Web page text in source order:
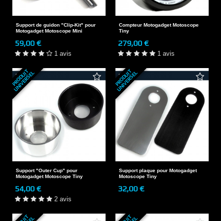
Support de guidon "Clip-Kit" pour
Motogadget Motoscope Mini
59,00 €
1 avis
Compteur Motogadget Motoscope
Tiny
279,00 €
1 avis
P
R
O
D
U
I
T
U
N
I
V
E
R
S
E
L
Support "Outer Cup" pour
Motogadget Motoscope Tiny
54,00 €
2 avis
P
R
O
D
U
I
T
U
N
I
V
E
R
S
E
L
Support plaque pour Motogadget
Motoscope Tiny
32,00 €